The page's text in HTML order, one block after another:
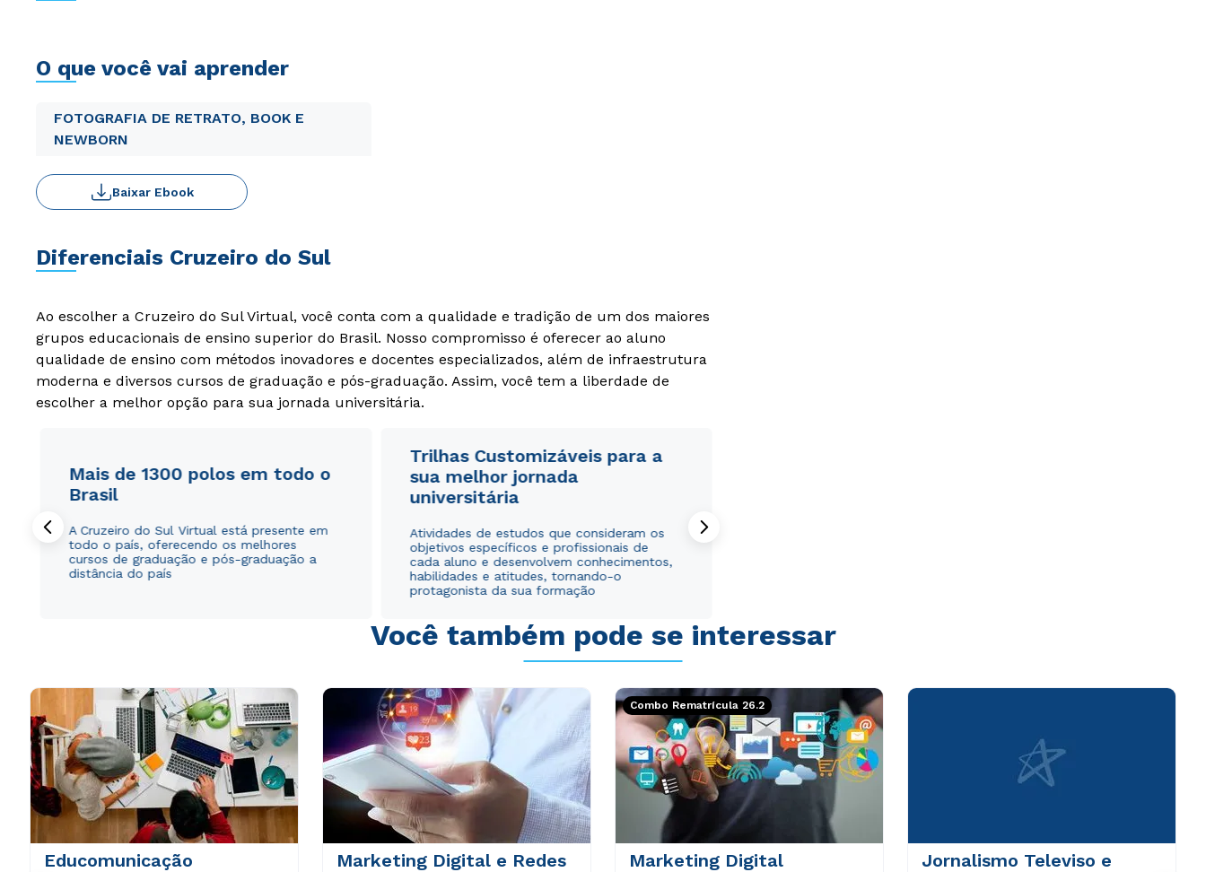
O que você vai aprender
FOTOGRAFIA DE RETRATO, BOOK E
NEWBORN
Baixar Ebook
Diferenciais Cruzeiro do Sul
Ao escolher a Cruzeiro do Sul Virtual, você conta com a qualidade e tradição de um dos maiores
grupos educacionais de ensino superior do Brasil. Nosso compromisso é oferecer ao aluno
qualidade de ensino com métodos inovadores e docentes especializados, além de infraestrutura
moderna e diversos cursos de graduação e pós-graduação. Assim, você tem a liberdade de
escolher a melhor opção para sua jornada universitária.
Mais de 1300 polos em todo o
Brasil
A Cruzeiro do Sul Virtual está presente em
todo o país, oferecendo os melhores
cursos de graduação e pós-graduação a
distância do país
Trilhas Customizáveis para a
sua melhor jornada
universitária
Atividades de estudos que consideram os
objetivos específicos e profissionais de
cada aluno e desenvolvem conhecimentos,
habilidades e atitudes, tornando-o
protagonista da sua formação
Você também pode se interessar
Educomunicação
Marketing Digital e Redes
Combo Rematrícula 26.2
Marketing Digital
Jornalismo Televiso e
ou
Estou de acordo com aPolítica de Privacidade.
autorizo que meus dados sejam utilizados para o
envio de conteúdos da Cruzeiro do Sul.
ou
Estou de acordo com aPolítica de Privacidade.
autorizo que meus dados sejam utilizados para o
envio de conteúdos da Cruzeiro do Sul.